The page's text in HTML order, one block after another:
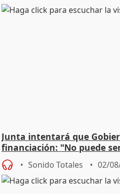
Junta intentará que
financiación: "No puede
Sonido Totales 02/